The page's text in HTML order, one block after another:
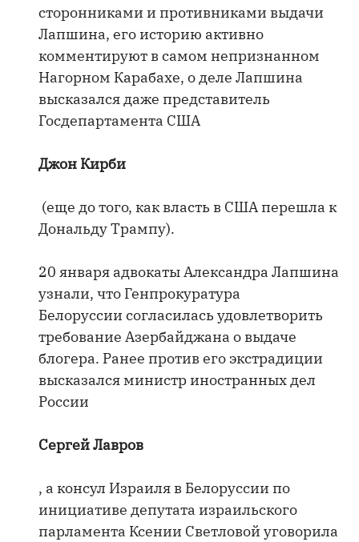
сторонниками и противниками выдачи
Лапшина, его историю активно
комментируют в самом непризнанном
Нагорном Карабахе, о деле Лапшина
высказался даже представитель
Госдепартамента США
Джон Кирби
(еще до того, как власть в США перешла к
Дональду Трампу).
20 января адвокаты Александра Лапшина
узнали, что Генпрокуратура
Белоруссии согласилась удовлетворить
требование Азербайджана о выдаче
блогера. Ранее против его экстрадиции
высказался министр иностранных дел
России
Сергей Лавров
, а консул Израиля в Белоруссии по
инициативе депутата израильского
парламента Ксении Светловой уговорила